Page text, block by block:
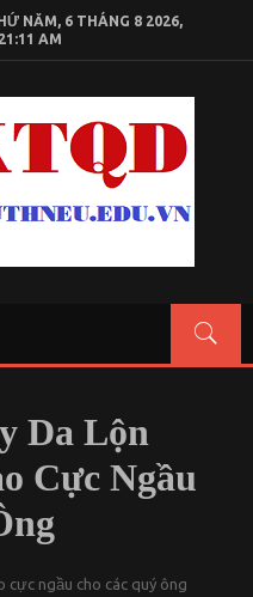
NĂM, 6 THÁNG 8 2026,
AM
QUỐC DÂN
Da Lộn
Cực Ngầu
cực ngầu cho các quý ông